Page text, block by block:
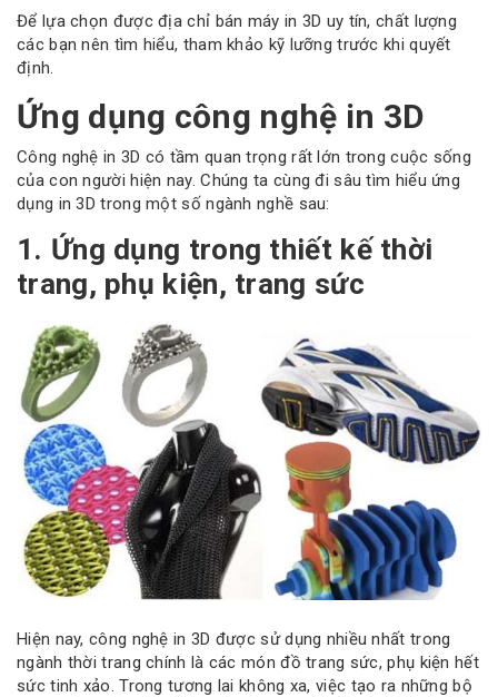
Để lựa chọn được địa chỉ bán máy in 3D uy tín, chất lượng
các bạn nên tìm hiểu, tham khảo kỹ lưỡng trước khi quyết
định.
Ứng dụng công nghệ in 3D
Công nghệ in 3D có tầm quan trọng rất lớn trong cuộc sống
của con người hiện nay. Chúng ta cùng đi sâu tìm hiểu ứng
dụng in 3D trong một số ngành nghề sau:
1. Ứng dụng trong thiết kế thời
trang, phụ kiện, trang sức
Hiện nay, công nghệ in 3D được sử dụng nhiều nhất trong
ngành thời trang chính là các món đồ trang sức, phụ kiện hết
sức tinh xảo. Trong tương lai không xa, việc tạo ra những bộ